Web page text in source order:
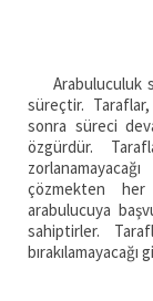
Arabuluculuk
süreçtir.
sonra süreci
özgürdür.
çözmekten her
arabulucuya
sahiptirler.
bırakılamayacağı